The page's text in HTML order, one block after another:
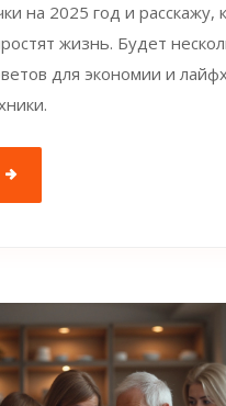
на 2025 год и расскажу,
жизнь. Будет
для экономии и